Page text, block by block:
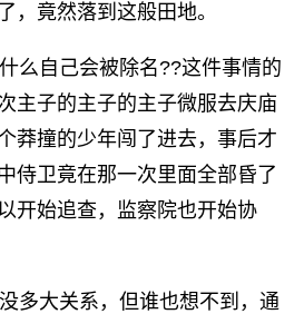
，竟然落到这般田地。
么自己会被除名??这件事情的
主子的主子的主子微服去庆庙
莽撞的少年闯了进去，事后才
侍卫竟在那一次里面全部昏了
开始追查，监察院也开始协
多大关系，但谁也想不到，通